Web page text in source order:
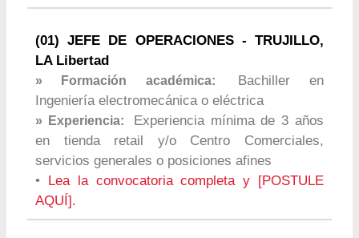
(01) JEFE DE OPERACIONES - TRUJILLO,
LA Libertad
» Formación académica:
Bachiller en
Ingeniería electromecánica o eléctrica
» Experiencia:
Experiencia mínima de 3 años
en tienda retail y/o Centro Comerciales,
servicios generales o posiciones afines
•
Lea la convocatoria completa y [POSTULE
AQUÍ].